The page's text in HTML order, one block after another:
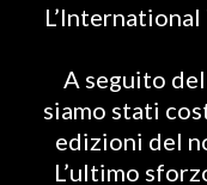
A seguito
siamo stati
edizioni del
L’ultimo